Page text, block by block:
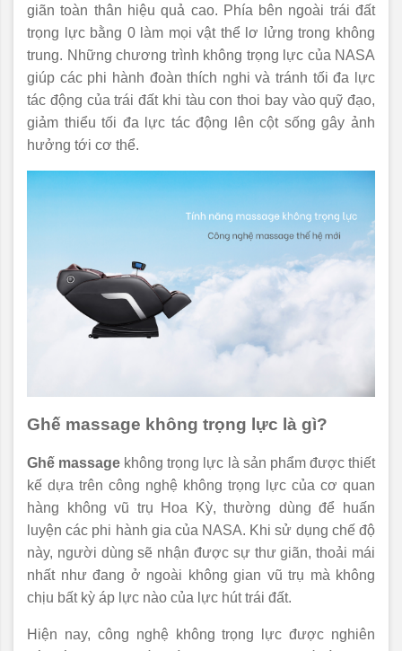
giãn toàn thân hiệu quả cao. Phía bên ngoài trái đất
trọng lực bằng 0 làm mọi vật thể lơ lửng trong không
trung. Những chương trình không trọng lực của NASA
giúp các phi hành đoàn thích nghi và tránh tối đa lực
tác động của trái đất khi tàu con thoi bay vào quỹ đạo,
giảm thiểu tối đa lực tác động lên cột sống gây ảnh
hưởng tới cơ thể.
Ghế massage không trọng lực là gì?
Ghế massage không trọng lực là sản phẩm được thiết
kế dựa trên công nghệ không trọng lực của cơ quan
hàng không vũ trụ Hoa Kỳ, thường dùng để huấn
luyện các phi hành gia của NASA. Khi sử dụng chế độ
này, người dùng sẽ nhận được sự thư giãn, thoải mái
nhất như đang ở ngoài không gian vũ trụ mà không
chịu bất kỳ áp lực nào của lực hút trái đất.
Hiện nay, công nghệ không trọng lực được nghiên